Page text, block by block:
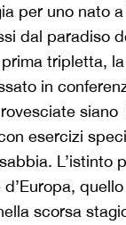
per uno nato a
dal paradiso
tripletta,
in
esercizi
L’istinto
scorsa